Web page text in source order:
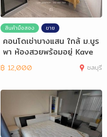
สินค้ามือสอง ขาย
คอนโดเช่าบางแสน ใกล้ ม.บูร
พา ห้องสวยพร้อมอยู่ Kave
฿ 12,000 ชลบุรี